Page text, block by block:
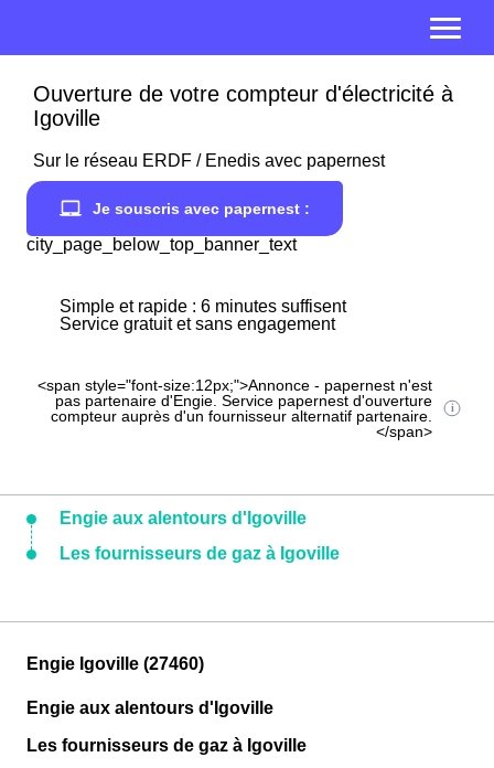
Ouverture de votre compteur d'électricité à
Igoville
Sur le réseau ERDF / Enedis avec papernest
Je souscris avec papernest :
city_page_below_top_banner_text
Simple et rapide : 6 minutes suffisent
Service gratuit et sans engagement
<span style="font-size:12px;">Annonce - papernest n'est
pas partenaire d'Engie. Service papernest d'ouverture
compteur auprès d'un fournisseur alternatif partenaire.
</span>
Engie aux alentours d'Igoville
Les fournisseurs de gaz à Igoville
Engie Igoville (27460)
Engie aux alentours d'Igoville
Les fournisseurs de gaz à Igoville